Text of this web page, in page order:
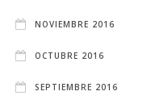
NOVIEMBRE 2016
OCTUBRE 2016
SEPTIEMBRE 2016